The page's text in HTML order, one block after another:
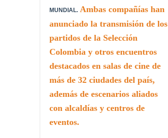
MUNDIAL. Ambas compañías han
anunciado la transmisión de los
partidos de la Selección
Colombia y otros encuentros
destacados en salas de cine de
más de 32 ciudades del país,
además de escenarios aliados
con alcaldías y centros de
eventos.